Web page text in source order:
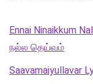
Ennai Ninaikkum
நல்ல தெய்வம்
Saavamaiyullavar